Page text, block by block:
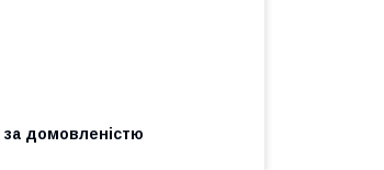
за домовленістю